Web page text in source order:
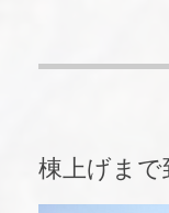
棟上げまで